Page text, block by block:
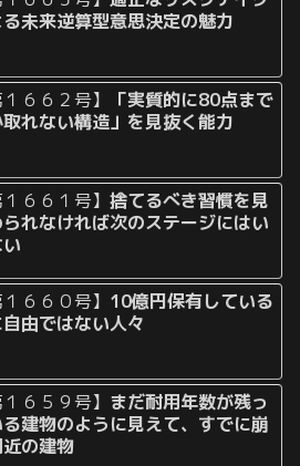
る未来逆算型意思決定の魅力
１６６２号】
「実質的に80点まで
取れない構造」を見抜く能力
１６６１号】捨てるべき習慣を見
れなければ次のステージにはい
１６６０号】 10億円保有している
由ではない人々
１６５９号】 まだ耐用年数が残っ
建物のように見えて、すでに崩
の建物